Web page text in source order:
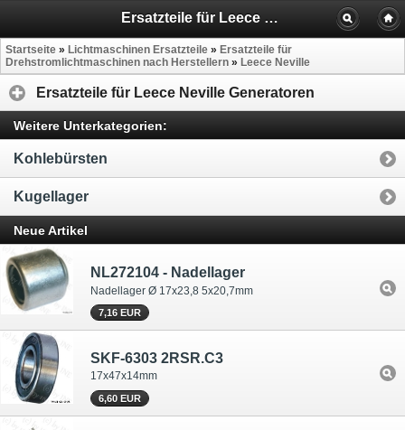
Ersatzteile für Leece Neville Generatoren
Startseite » Lichtmaschinen Ersatzteile » Ersatzteile für
Drehstromlichtmaschinen nach Herstellern » Leece Neville
Ersatzteile für Leece Neville Generatoren
Weitere Unterkategorien:
Kohlebürsten
Kugellager
Neue Artikel
NL272104 - Nadellager
Nadellager Ø 17x23,8 5x20,7mm
7,16 EUR
SKF-6303 2RSR.C3
17x47x14mm
6,60 EUR